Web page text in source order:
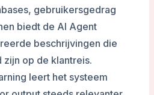
gebruikersgedrag
biedt de AI Agent
beschrijvingen die
op de klantreis.
leert het systeem